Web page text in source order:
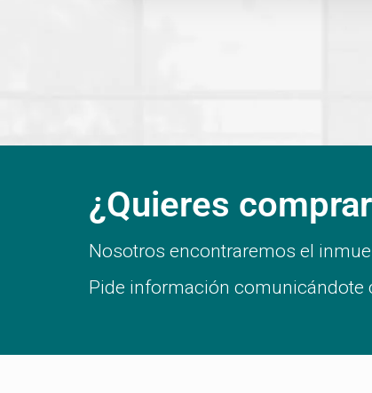
¿Quieres
Nosotros encontraremos el
Pide información comunicándote